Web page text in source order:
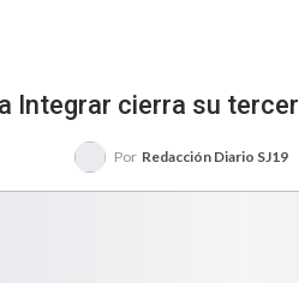
Integrar cierra su
Por Redacción Diario SJ19